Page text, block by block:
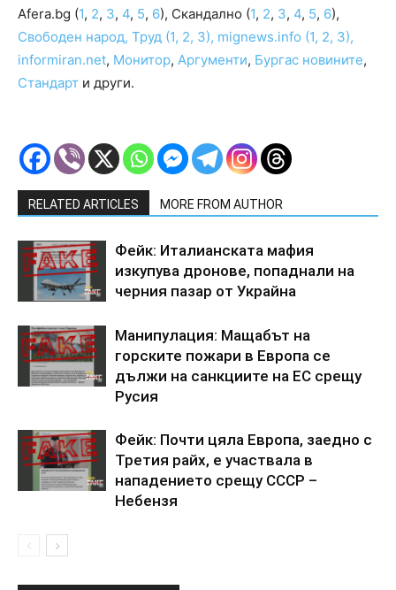
Аfera.bg (1, 2, 3, 4, 5, 6), Скандално (1, 2, 3, 4, 5, 6),
Свободен народ, Труд (1, 2, 3), mignews.info (1, 2, 3),
informiran.net, Монитор, Аргументи, Бургас новините,
Стандарт и други.
RELATED ARTICLES MORE FROM AUTHOR
Фейк: Италианската мафия
изкупува дронове, попаднали на
черния пазар от Украйна
Манипулация: Мащабът на
горските пожари в Европа се
дължи на санкциите на ЕС срещу
Русия
Фейк: Почти цяла Европа, заедно с
Третия райх, е участвала в
нападението срещу СССР –
Небензя